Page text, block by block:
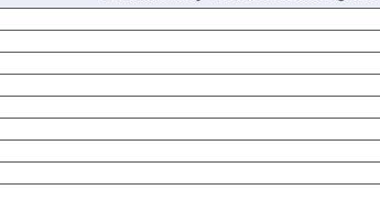
Prestaciones y consumos homologados